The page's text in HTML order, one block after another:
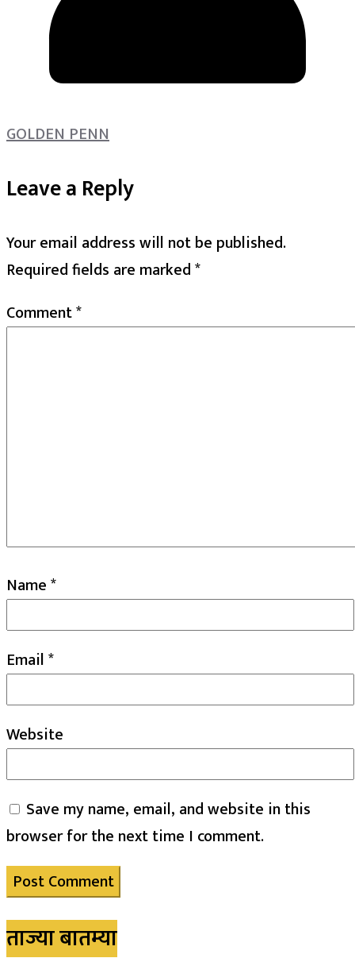
GOLDEN PENN
Leave a Reply
Your email address will not be published.
Required fields are marked*
Comment*
Name*
Email*
Website
Save my name, email, and website in this
browser for the next time I comment.
ताज्या बातम्या